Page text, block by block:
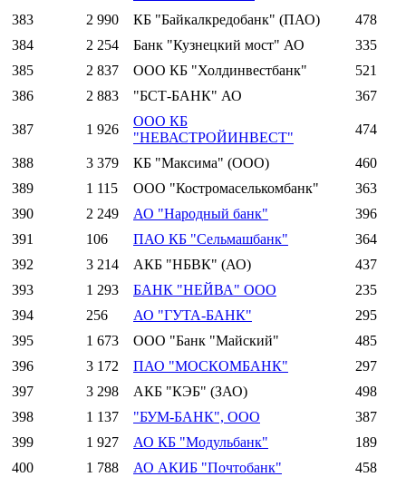
383
2 990 КБ "Байкалкредобанк" (ПАО)
478
384
2 254 Банк "Кузнецкий мост" АО
335
385
2 837 ООО КБ "Холдинвестбанк"
521
386
2 883 "БСТ-БАНК" АО 367
387 1 926
ООО КБ
"НЕВАСТРОЙИНВЕСТ"
474
388 3 379 КБ "Максима" (ООО)
460
389
1 115 ООО "Костромаселькомбанк"
363
390
2 249 АО "Народный банк"
396
391
106 ПАО КБ "Сельмашбанк"
364
392
3 214 АКБ "НБВК" (АО)
437
393
1 293 БАНК "НЕЙВА" ООО
235
394
256 АО "ГУТА-БАНК"
295
395
1 673 ООО "Банк "Майский"
485
396
3 172 ПАО "МОСКОМБАНК"
297
397
3 298 АКБ "КЭБ" (ЗАО)
498
398
1 137 "БУМ-БАНК", ООО
387
399
1 927 АО КБ "Модульбанк"
189
400
1 788 АО АКИБ "Почтобанк"
458